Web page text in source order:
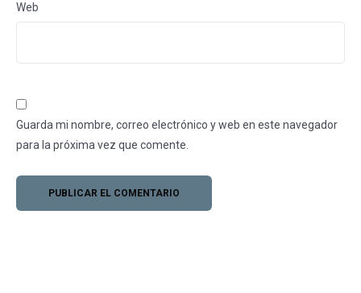
Web
Guarda mi nombre, correo electrónico y web en este navegador
para la próxima vez que comente.